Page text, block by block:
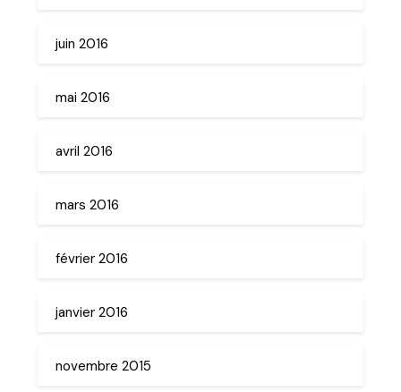
juin 2016
mai 2016
avril 2016
mars 2016
février 2016
janvier 2016
novembre 2015